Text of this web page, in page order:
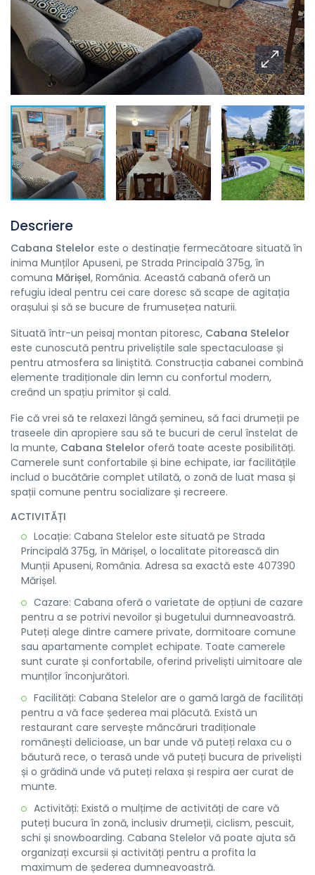
Descriere
Cabana Stelelor este o destinație fermecătoare situată în
inima Munților Apuseni, pe Strada Principală 375g, în
comuna Mărișel, România. Această cabană oferă un
refugiu ideal pentru cei care doresc să scape de agitația
orașului și să se bucure de frumusețea naturii.
Situată într-un peisaj montan pitoresc, Cabana Stelelor
este cunoscută pentru priveliștile sale spectaculoase și
pentru atmosfera sa liniștită. Construcția cabanei combină
elemente tradiționale din lemn cu confortul modern,
creând un spațiu primitor și cald.
Fie că vrei să te relaxezi lângă șemineu, să faci drumeții pe
traseele din apropiere sau să te bucuri de cerul înstelat de
la munte, Cabana Stelelor oferă toate aceste posibilități.
Camerele sunt confortabile și bine echipate, iar facilitățile
includ o bucătărie complet utilată, o zonă de luat masa și
spații comune pentru socializare și recreere.
ACTIVITĂȚI
Locație: Cabana Stelelor este situată pe Strada
Principală 375g, în Mărișel, o localitate pitorească din
Munții Apuseni, România. Adresa sa exactă este 407390
Mărișel.
Cazare: Cabana oferă o varietate de opțiuni de cazare
pentru a se potrivi nevoilor și bugetului dumneavoastră.
Puteți alege dintre camere private, dormitoare comune
sau apartamente complet echipate. Toate camerele
sunt curate și confortabile, oferind priveliști uimitoare ale
munților înconjurători.
Facilități: Cabana Stelelor are o gamă largă de facilități
pentru a vă face șederea mai plăcută. Există un
restaurant care servește mâncăruri tradiționale
românești delicioase, un bar unde vă puteți relaxa cu o
băutură rece, o terasă unde vă puteți bucura de priveliști
și o grădină unde vă puteți relaxa și respira aer curat de
munte.
Activități: Există o mulțime de activități de care vă
puteți bucura în zonă, inclusiv drumeții, ciclism, pescuit,
schi și snowboarding. Cabana Stelelor vă poate ajuta să
organizați excursii și activități pentru a profita la
maximum de șederea dumneavoastră.